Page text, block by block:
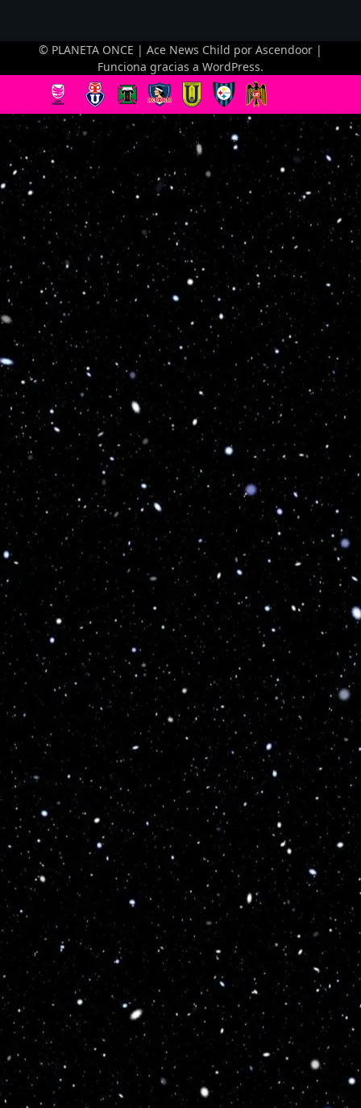
© PLANETA ONCE | Ace News Child por Ascendoor |
Funciona gracias a WordPress.
Optimized by Seraphinite Accelerator
Turns on site high speed to be attractive for people and search engines.